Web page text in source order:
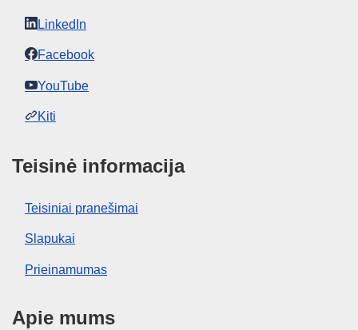
LinkedIn
Facebook
YouTube
Kiti
Teisinė informacija
Teisiniai pranešimai
Slapukai
Prieinamumas
Apie mums